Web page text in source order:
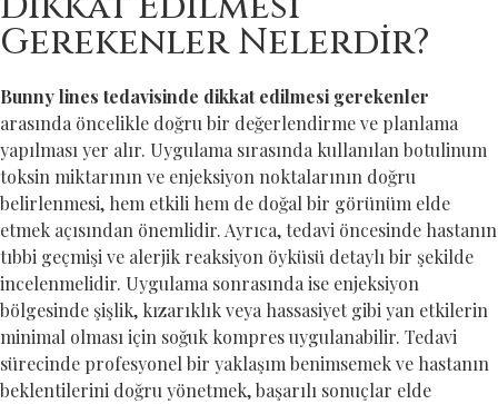
Gerekenler Nelerdir?
Bunny lines tedavisinde dikkat edilmesi gerekenler
arasında öncelikle doğru bir değerlendirme ve planlama
yapılması yer alır. Uygulama sırasında kullanılan botulinum
toksin miktarının ve enjeksiyon noktalarının doğru
belirlenmesi, hem etkili hem de doğal bir görünüm elde
etmek açısından önemlidir. Ayrıca, tedavi öncesinde hastanın
tıbbi geçmişi ve alerjik reaksiyon öyküsü detaylı bir şekilde
incelenmelidir. Uygulama sonrasında ise enjeksiyon
bölgesinde şişlik, kızarıklık veya hassasiyet gibi yan etkilerin
minimal olması için soğuk kompres uygulanabilir. Tedavi
sürecinde profesyonel bir yaklaşım benimsemek ve hastanın
beklentilerini doğru yönetmek, başarılı sonuçlar elde